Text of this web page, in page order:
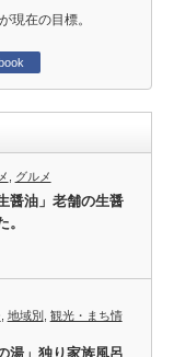
現在の目標。
グルメ
醤油」老舗の生醤
地域別 観光・まち情
湯」独り家族風呂